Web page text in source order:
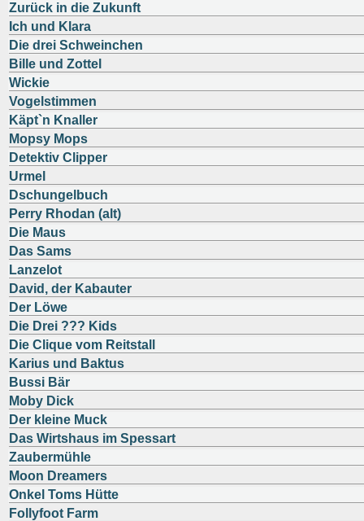
Zurück in die Zukunft
Ich und Klara
Die drei Schweinchen
Bille und Zottel
Wickie
Vogelstimmen
Käpt`n Knaller
Mopsy Mops
Detektiv Clipper
Urmel
Dschungelbuch
Perry Rhodan (alt)
Die Maus
Das Sams
Lanzelot
David, der Kabauter
Der Löwe
Die Drei ??? Kids
Die Clique vom Reitstall
Karius und Baktus
Bussi Bär
Moby Dick
Der kleine Muck
Das Wirtshaus im Spessart
Zaubermühle
Moon Dreamers
Onkel Toms Hütte
Follyfoot Farm